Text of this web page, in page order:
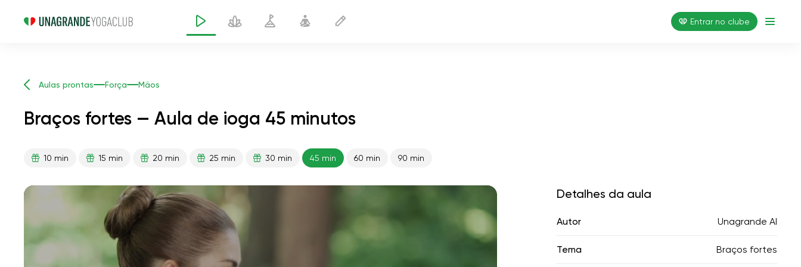
Entrar no clube
Aulas prontas Força Mãos
Braços fortes — Aula de ioga 45 minutos
10 min 15 min 20 min 25 min 30 min 45 min 60 min 90 min
Detalhes da aula
Autor Unagrande AI
Tema Braços fortes